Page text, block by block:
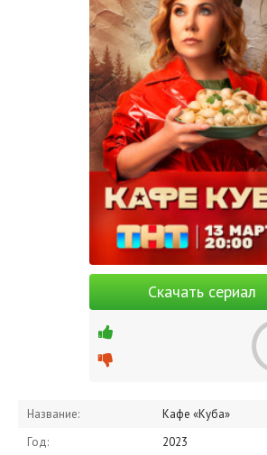
Скачать сериал
Название:
Кафе «Куба»
Год:
2023